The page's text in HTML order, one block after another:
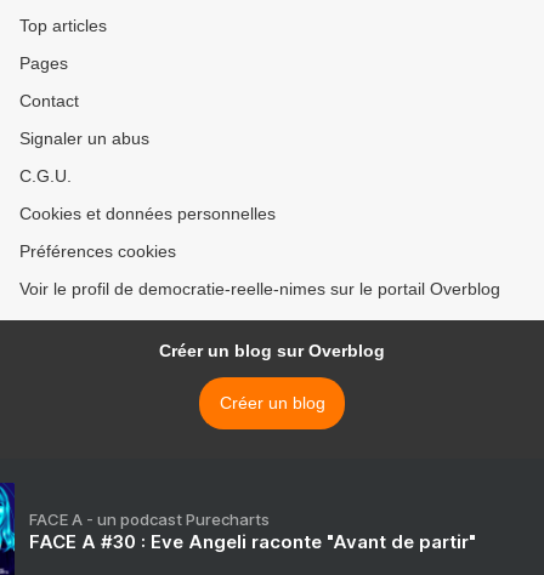
Top articles
Pages
Contact
Signaler un abus
C.G.U.
Cookies et données personnelles
Préférences cookies
Voir le profil de democratie-reelle-nimes sur le portail Overblog
Créer un blog sur Overblog
Créer un blog
FACE A - un podcast Purecharts
FACE A #30 : Eve Angeli raconte "Avant de partir"